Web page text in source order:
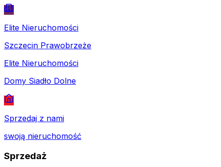
Elite Nieruchomości
Szczecin Prawobrzeże
Elite Nieruchomości
Domy Siadło Dolne
Sprzedaj z nami
swoją nieruchomość
Sprzedaż